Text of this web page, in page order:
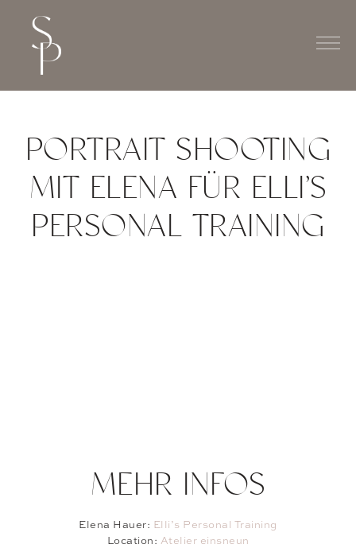
PORTRAIT SHOOTING
MIT ELENA FÜR ELLI’S
PERSONAL TRAINING
MEHR INFOS
Elena Hauer: Elli’s Personal Training
Location: Atelier einsneun